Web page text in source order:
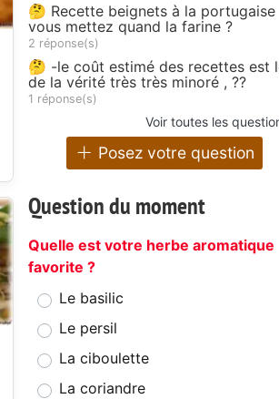
🤔 Recette beignets à la portugaise
vous mettez quand la farine ?
2 réponse(s)
🤔 -le coût estimé des recettes est
de la vérité très très minoré , ??
1 réponse(s)
Voir toutes les
Posez votre question
Question du moment
Quelle est votre herbe aromatique
favorite ?
Le basilic
Le persil
La ciboulette
La coriandre